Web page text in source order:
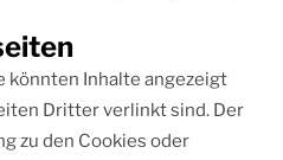
könnten Inhalte angezeigt
Dritter verlinkt sind. Der
zu den Cookies oder